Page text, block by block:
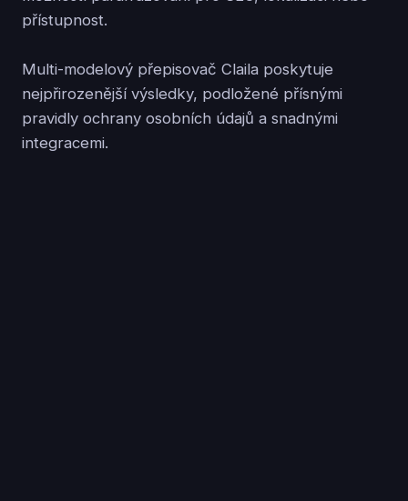
přístupnost.
Multi-modelový přepisovač Claila poskytuje
nejpřirozenější výsledky, podložené přísnými
pravidly ochrany osobních údajů a snadnými
integracemi.